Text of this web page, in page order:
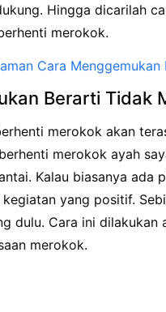
Hingga dicarilah
merokok.
Cara
Berarti Tidak
merokok akan
merokok ayah
Kalau biasanya ada
yang positif.
dulu. Cara ini
merokok.